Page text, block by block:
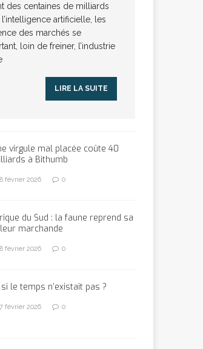
des centaines de milliards
artificielle, les
des marchés se
loin de freiner, l’industrie
LIRE LA SUITE
virgule mal placée coûte 40
à Bithumb
8 février 2026 0
du Sud : la faune reprend sa
marchande
8 février 2026 0
si le temps n’existait pas ?
7 février 2026 0